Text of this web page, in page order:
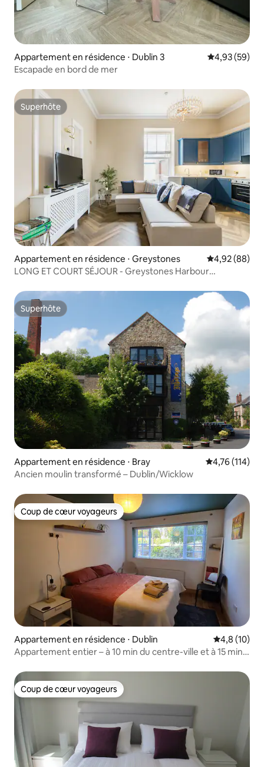
Appartement en résidence ⋅ Dublin 3 Évaluation
4,93 (59)
Escapade en bord de mer
Superhôte
Superhôte
Appartement en résidence ⋅ Greystones Évaluation
4,92 (88)
LONG ET COURT SÉJOUR - Greystones Harbour
Superhôte
Superhôte
Appartement en résidence ⋅ Bray Évaluation
4,76 (114)
Ancien moulin transformé – Dublin/Wicklow
Coup de cœur voyageurs
Coup de cœur voyageurs
Appartement en résidence ⋅ Dublin Évaluation
4,8 (10)
Appartement entier – à 10 min du centre-ville et à 15 min
Coup de cœur voyageurs
Coup de cœur voyageurs